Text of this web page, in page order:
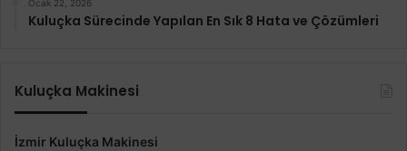
Ocak 22, 2026
Kuluçka Sürecinde Yapılan En Sık 8 Hata ve Çözümleri
Kuluçka Makinesi
İzmir Kuluçka Makinesi